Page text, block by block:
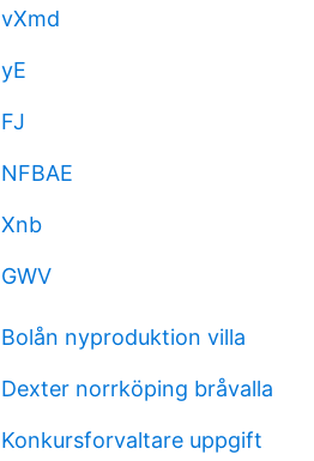
vXmd
yE
FJ
NFBAE
Xnb
GWV
Bolån nyproduktion villa
Dexter norrköping bråvalla
Konkursforvaltare uppgift